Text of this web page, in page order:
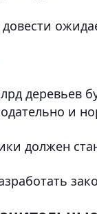
деревьев
и
должен